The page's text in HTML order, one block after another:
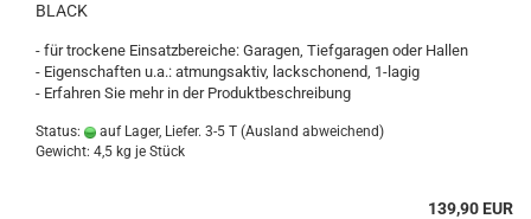
BLACK
- für trockene Einsatzbereiche: Garagen, Tiefgaragen oder Hallen
- Eigenschaften u.a.: atmungsaktiv, lackschonend, 1-lagig
- Erfahren Sie mehr in der Produktbeschreibung
Status: auf Lager, Liefer. 3-5 T (Ausland abweichend)
Gewicht: 4,5 kg je Stück
139,90 EUR